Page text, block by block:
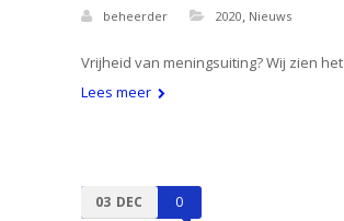
beheerder 2020, Nieuws
Vrijheid van meningsuiting? Wij zien het
Lees meer
03 DEC 0